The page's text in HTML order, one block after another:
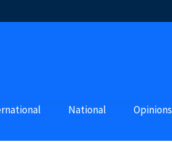
National Opinions